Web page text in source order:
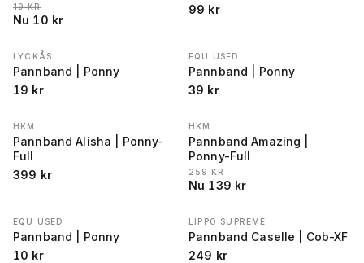
LÄGSTA PRIS 30 DAGAR FÖRE REA
19KR
Nu 10 kr
99 kr
LYCKÅS
Pannband | Ponny
19 kr
EQU USED
Pannband | Ponny
39 kr
HKM
Pannband Alisha | Ponny-
Full
399 kr
REA
HKM
Pannband Amazing |
Ponny-Full
LÄGSTA PRIS 30 DAGAR FÖRE REA
259KR
Nu 139 kr
EQU USED
Pannband | Ponny
10 kr
LIPPO SUPREME
Pannband Caselle | Cob-XF
249 kr